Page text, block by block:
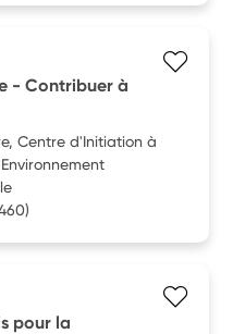
- Contribuer à
Centre d'Initiation à
pour la